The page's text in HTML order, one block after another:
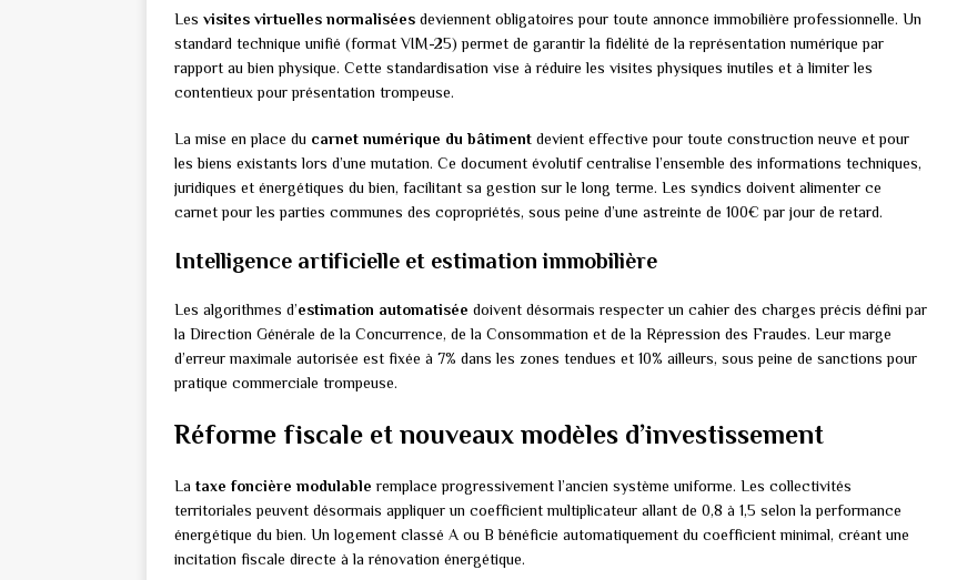
Les visites virtuelles normalisées deviennent obligatoires pour toute annonce immobilière professionnelle. Un
standard technique unifié (format VIM-25) permet de garantir la fidélité de la représentation numérique par
rapport au bien physique. Cette standardisation vise à réduire les visites physiques inutiles et à limiter les
contentieux pour présentation trompeuse.
La mise en place du carnet numérique du bâtiment devient effective pour toute construction neuve et pour
les biens existants lors d’une mutation. Ce document évolutif centralise l’ensemble des informations techniques,
juridiques et énergétiques du bien, facilitant sa gestion sur le long terme. Les syndics doivent alimenter ce
carnet pour les parties communes des copropriétés, sous peine d’une astreinte de 100€ par jour de retard.
Intelligence artificielle et estimation immobilière
Les algorithmes d’estimation automatisée doivent désormais respecter un cahier des charges précis défini par
la Direction Générale de la Concurrence, de la Consommation et de la Répression des Fraudes. Leur marge
d’erreur maximale autorisée est fixée à 7% dans les zones tendues et 10% ailleurs, sous peine de sanctions pour
pratique commerciale trompeuse.
Réforme fiscale et nouveaux modèles d’investissement
La taxe foncière modulable remplace progressivement l’ancien système uniforme. Les collectivités
territoriales peuvent désormais appliquer un coefficient multiplicateur allant de 0,8 à 1,5 selon la performance
énergétique du bien. Un logement classé A ou B bénéficie automatiquement du coefficient minimal, créant une
incitation fiscale directe à la rénovation énergétique.